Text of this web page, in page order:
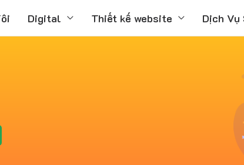
Digital Thiết kế website Dịch Vụ